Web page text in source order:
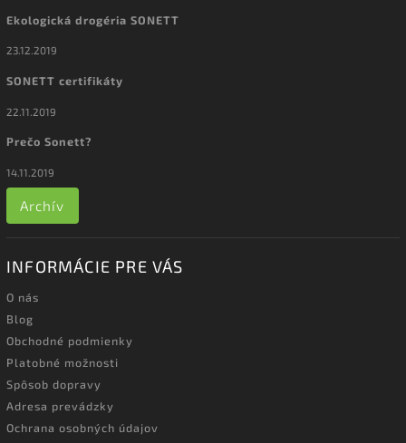
Ekologická drogéria SONETT
23.12.2019
SONETT certifikáty
22.11.2019
Prečo Sonett?
14.11.2019
Archív
INFORMÁCIE PRE VÁS
O nás
Blog
Obchodné podmienky
Platobné možnosti
Spôsob dopravy
Adresa prevádzky
Ochrana osobných údajov